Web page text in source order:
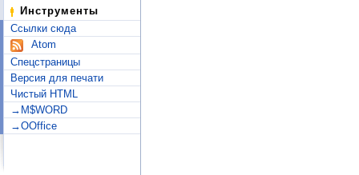
Инструменты
Ссылки сюда
Atom
Спецстраницы
Версия для печати
Чистый HTML
→M$WORD
→OOffice